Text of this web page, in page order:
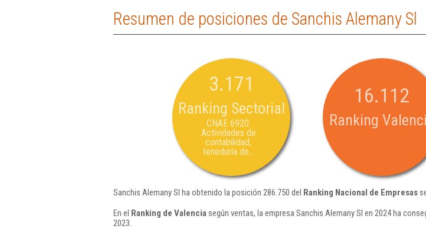
Resumen de posiciones de Sanchis Alemany Sl
3.171
Ranking Sectorial
CNAE 6920:
Actividades de
contabilidad,
teneduría de...
16.112
Ranking
Sanchis Alemany Sl ha obtenido la posición 286.750 del Ranking Nacional de Empresas
En el Ranking de Valencia según ventas, la empresa Sanchis Alemany Sl en 2024 ha
2023.